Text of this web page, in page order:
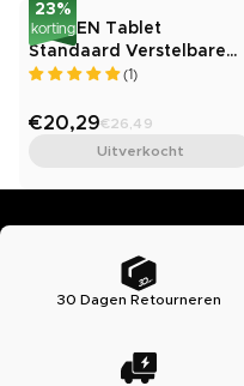
23%
korting
UGREEN Tablet
Standaard Verstelbare
Tablet Houder Aluminium
(1)
€20,29€26,49
Uitverkocht
30 Dagen Retourneren